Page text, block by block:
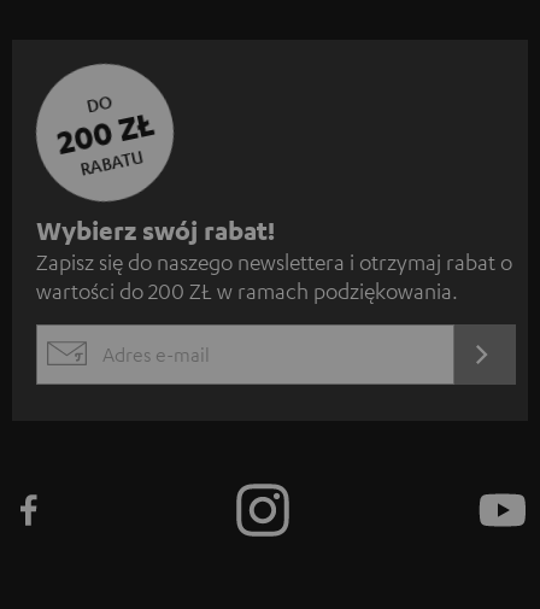
DO
200 ZŁ
RABATU
Z
a
p
s
ę
Wybierz swój rabat!
Zapisz się do naszego newslettera i otrzymaj rabat o
wartości do 200 ZŁ w ramach podziękowania.
EMAIL